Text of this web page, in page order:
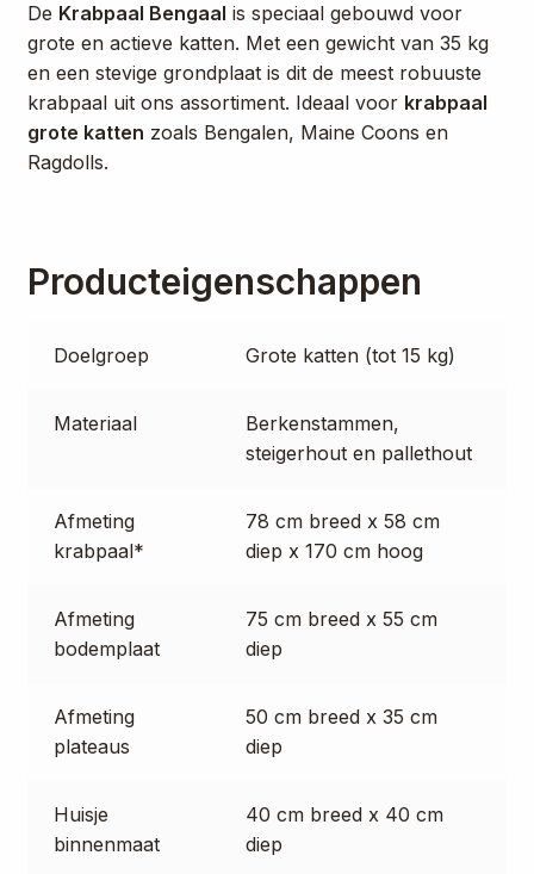
rde
rin
gen
De Krabpaal Bengaal is speciaal gebouwd voor
grote en actieve katten. Met een gewicht van 35 kg
en een stevige grondplaat is dit de meest robuuste
krabpaal uit ons assortiment. Ideaal voor krabpaal
grote katten zoals Bengalen, Maine Coons en
Ragdolls.
Producteigenschappen
Doelgroep Grote katten (tot 15 kg)
Materiaal
Berkenstammen,
steigerhout en pallethout
Afmeting
krabpaal*
78 cm breed x 58 cm
diep x 170 cm hoog
Afmeting
bodemplaat
75 cm breed x 55 cm
diep
Afmeting
plateaus
50 cm breed x 35 cm
diep
Huisje
binnenmaat
40 cm breed x 40 cm
diep